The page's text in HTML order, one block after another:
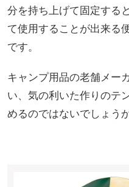
分を持ち上げて固定する
て使用することが出来る
です。
キャンプ用品の老舗メー
い、気の利いた作りのテ
めるのではないでしょうか